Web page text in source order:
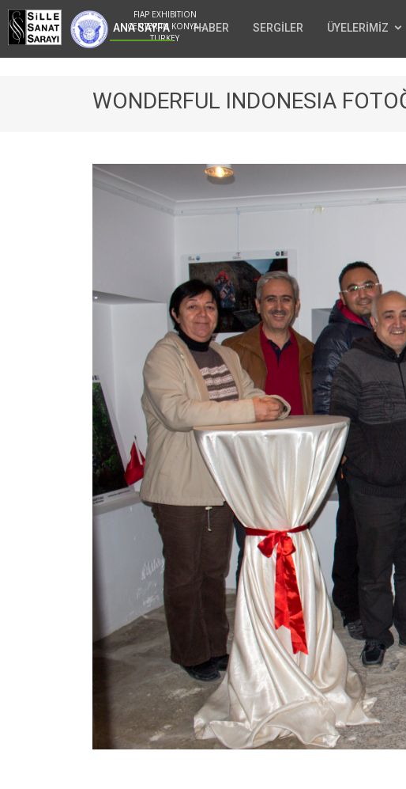
FIAP EXHIBITION
CENTER IN KONYA -
TURKEY
ANA SAYFA HABER SERGİLER ÜYELERİMİZ
WONDERFUL INDONESIA